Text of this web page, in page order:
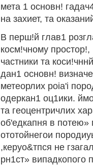
мета 1 основн!
на захиет, та
В перш!й глав1
косм!чному
частники та
дан1 основн!
метеорлих poia'i
одеркан1 оц1ики.
та геоцентричлих
об'едкапня в потею»
ототойнегои
,керуо&тпся не
рн1ст» випадкопого